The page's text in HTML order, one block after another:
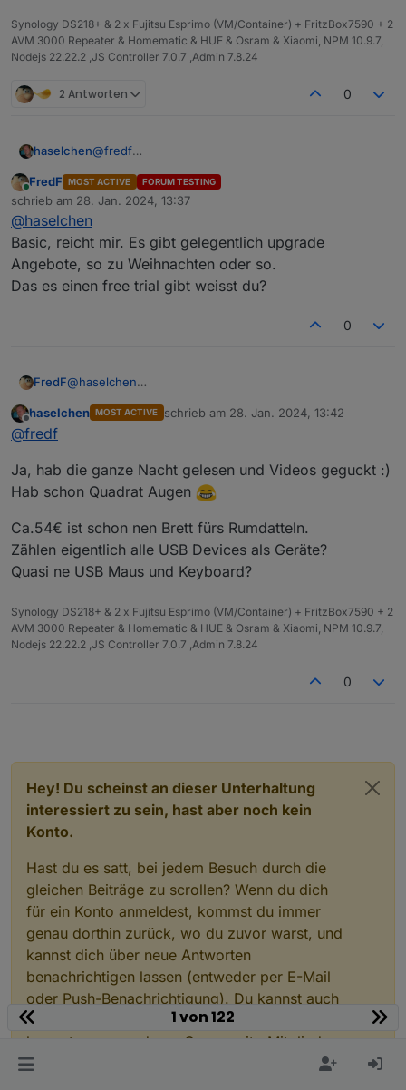
Synology DS218+ & 2 x Fujitsu Esprimo (VM/Container) + FritzBox7590 + 2
AVM 3000 Repeater & Homematic & HUE & Osram & Xiaomi, NPM 10.9.7,
Nodejs 22.22.2 ,JS Controller 7.0.7 ,Admin 7.8.24
2 Antworten 0
haselchen@fredf
Hab mir einfach zum Basteln und mehr lernen einen
Desktop PC ersteigert (Fujitsu Esprimo).
benutzen könnte.
Bei Unraid bin ich länger hängengeblieben.
Welche Lizenz habt ihr gekauft?
Bin ehrlich , bei den Modellen musste ich etwas
Online
FredF MOST ACTIVE FORUM TESTING
schrieb am 28. Jan. 2024, 13:37
zuletzt editiert von
@haselchen
Basic, reicht mir. Es gibt gelegentlich upgrade
Angebote, so zu Weihnachten oder so.
Das es einen free trial gibt weisst du?
0
FredF@haselchen
so zu Weihnachten oder so.
Offline
haselchen MOST ACTIVE schrieb am 28. Jan. 2024, 13:42
zuletzt editiert von
@fredf
Ja, hab die ganze Nacht gelesen und Videos geguckt :)
Hab schon Quadrat Augen
Ca.54€ ist schon nen Brett fürs Rumdatteln.
Zählen eigentlich alle USB Devices als Geräte?
Quasi ne USB Maus und Keyboard?
Synology DS218+ & 2 x Fujitsu Esprimo (VM/Container) + FritzBox7590 + 2
AVM 3000 Repeater & Homematic & HUE & Osram & Xiaomi, NPM 10.9.7,
Nodejs 22.22.2 ,JS Controller 7.0.7 ,Admin 7.8.24
0
Hey! Du scheinst an dieser Unterhaltung
interessiert zu sein, hast aber noch kein
Konto.
Hast du es satt, bei jedem Besuch durch die
gleichen Beiträge zu scrollen? Wenn du dich
für ein Konto anmeldest, kommst du immer
genau dorthin zurück, wo du zuvor warst, und
kannst dich über neue Antworten
benachrichtigen lassen (entweder per E-Mail
oder Push-Benachrichtigung). Du kannst auch
Lesezeichen speichern und Beiträge positiv
bewerten, um anderen Community-Mitgliedern
deine Wertschätzung zu zeigen.
1 von 122